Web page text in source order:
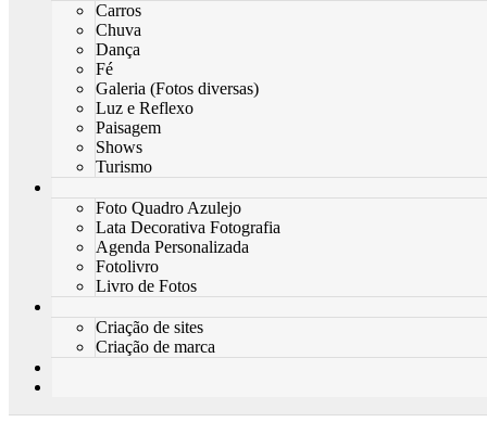
Carros
Chuva
Dança
Fé
Galeria (Fotos diversas)
Luz e Reflexo
Paisagem
Shows
Turismo
Foto Quadro Azulejo
Lata Decorativa Fotografia
Agenda Personalizada
Fotolivro
Livro de Fotos
Criação de sites
Criação de marca